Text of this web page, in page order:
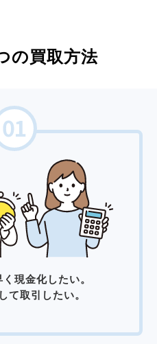
の買取方法
現金化したい。
て取引したい。